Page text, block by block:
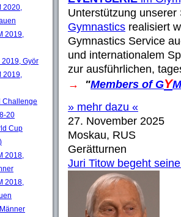
2020,
2019,
2019, Györ
2019,
Challenge
20
Cup
2018,
2018,
Unterstützung
Gymnastics realisiert
Gymnastics Service
und internationalem
zur ausführlichen,
→
"Members of GYM
» mehr dazu «
27. November 2025
Moskau, RUS
Gerätturnen
Juri Titow begeht